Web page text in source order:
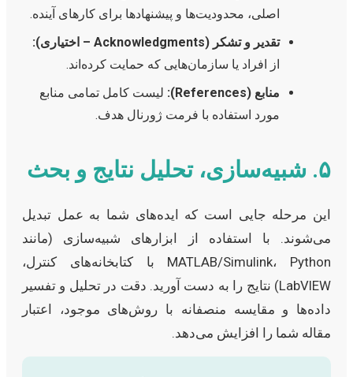
اصلی، محدودیت‌ها و پیشنهادها برای کارهای آینده.
تقدیر و تشکر (Acknowledgments – اختیاری):
از افراد یا سازمان‌هایی که حمایت کرده‌اند.
منابع (References):
لیست کامل تمامی منابع
مورد استفاده با فرمت ژورنال هدف.
۵. شبیه‌سازی، تحلیل نتایج و بحث
این مرحله جایی است که ایده‌های شما به عمل تبدیل
می‌شوند. با استفاده از ابزارهای شبیه‌سازی (مانند
MATLAB/Simulink، Python با کتابخانه‌های کنترل،
LabVIEW) نتایج را به دست آورید. دقت در تحلیل و تفسیر
داده‌ها و مقایسه منصفانه با روش‌های موجود، اعتبار
مقاله شما را افزایش می‌دهد.